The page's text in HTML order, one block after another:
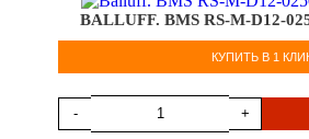
BALLUFF. BMS RS-M-D12-
КУПИТЬ В 1
- +